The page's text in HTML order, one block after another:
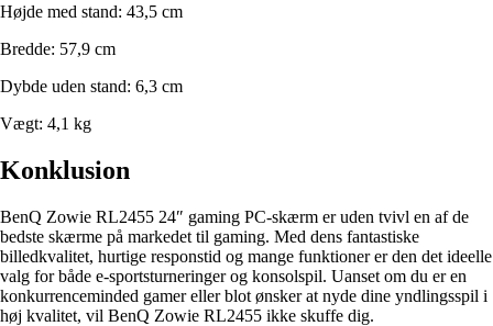
Højde med stand: 43,5 cm
Bredde: 57,9 cm
Dybde uden stand: 6,3 cm
Vægt: 4,1 kg
Konklusion
BenQ Zowie RL2455 24″ gaming PC-skærm er uden tvivl en af de
bedste skærme på markedet til gaming. Med dens fantastiske
billedkvalitet, hurtige responstid og mange funktioner er den det ideelle
valg for både e-sportsturneringer og konsolspil. Uanset om du er en
konkurrenceminded gamer eller blot ønsker at nyde dine yndlingsspil i
høj kvalitet, vil BenQ Zowie RL2455 ikke skuffe dig.